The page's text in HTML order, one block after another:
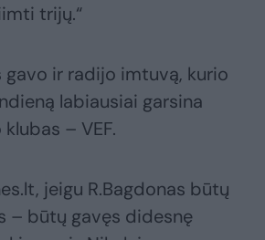
trijų.“
gavo ir radijo imtuvą, kurio
labiausiai garsina
– VEF.
jeigu R.Bagdonas būtų
– būtų gavęs didesnę